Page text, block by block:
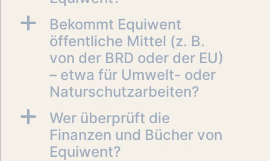
a
Bekommt Equiwent
öffentliche Mittel (z. B.
von der BRD oder der EU)
– etwa für Umwelt- oder
Naturschutzarbeiten?
a
Wer überprüft die
Finanzen und Bücher von
Equiwent?